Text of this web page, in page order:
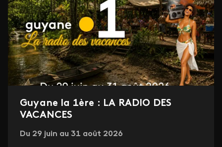
Guyane la 1ère : LA RADIO DES
VACANCES
Du 29 juin au 31 août 2026